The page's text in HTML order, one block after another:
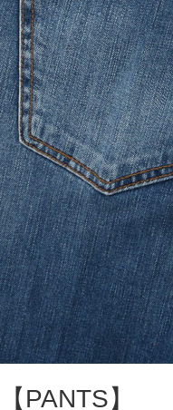
【PANTS】